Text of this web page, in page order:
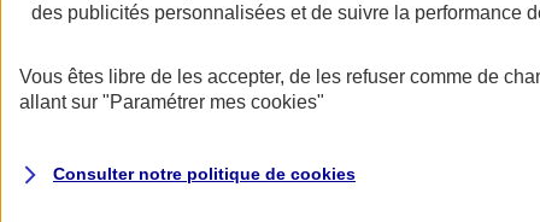
AXA Assurance
des publicités personnalisées et de suivre la performance
Vous êtes libre de les accepter, de les refuser comme de
allant sur "Paramétrer mes cookies"
Consulter notre politique de cookies